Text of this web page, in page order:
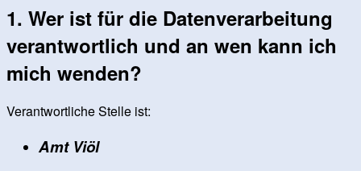
1. Wer ist für die Datenverarbeitung
verantwortlich und an wen kann ich
mich wenden?
Verantwortliche Stelle ist:
Amt Viöl